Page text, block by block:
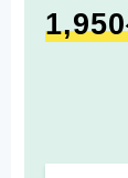
1,950